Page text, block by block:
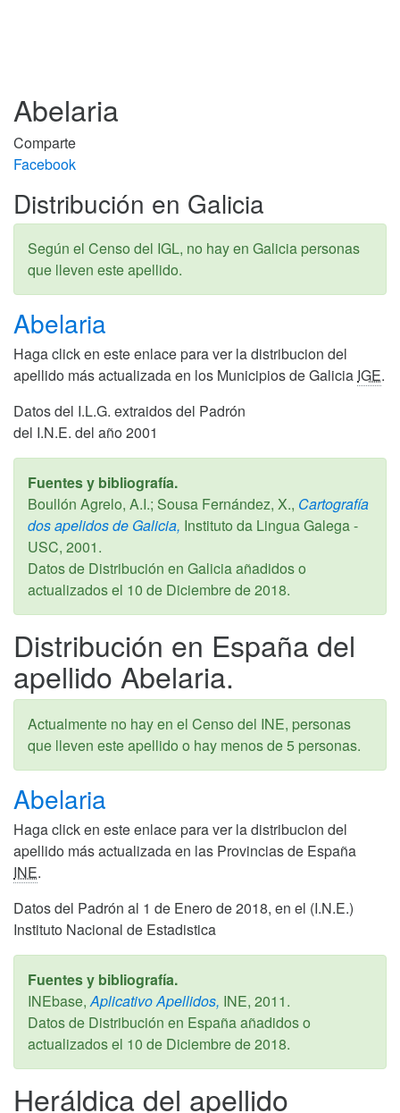
Abelaria
Comparte
Facebook
Distribución en Galicia
Según el Censo del IGL, no hay en Galicia personas
que lleven este apellido.
Abelaria
Haga click en este enlace para ver la distribucion del
apellido más actualizada en los Municipios de Galicia IGE.
Datos del I.L.G. extraidos del Padrón
del I.N.E. del año 2001
Fuentes y bibliografía.
Boullón Agrelo, A.I.; Sousa Fernández, X., Cartografía
dos apelidos de Galicia, Instituto da Lingua Galega -
USC, 2001.
Datos de Distribución en Galicia añadidos o
actualizados el 10 de Diciembre de 2018.
Distribución en España del
apellido Abelaria.
Actualmente no hay en el Censo del INE, personas
que lleven este apellido o hay menos de 5 personas.
Abelaria
Haga click en este enlace para ver la distribucion del
apellido más actualizada en las Provincias de España
INE.
Datos del Padrón al 1 de Enero de 2018, en el (I.N.E.)
Instituto Nacional de Estadistica
Fuentes y bibliografía.
INEbase,Aplicativo Apellidos, INE, 2011.
Datos de Distribución en España añadidos o
actualizados el 10 de Diciembre de 2018.
Heráldica del apellido